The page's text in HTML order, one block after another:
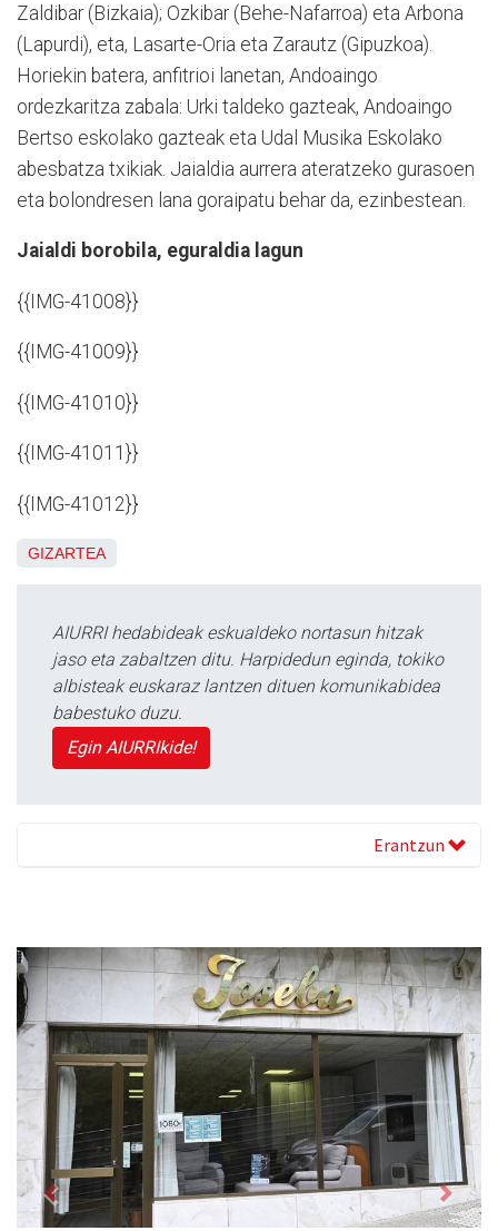
Zaldibar (Bizkaia); Ozkibar (Behe-Nafarroa) eta Arbona
(Lapurdi), eta, Lasarte-Oria eta Zarautz (Gipuzkoa).
Horiekin batera, anfitrioi lanetan, Andoaingo
ordezkaritza zabala: Urki taldeko gazteak, Andoaingo
Bertso eskolako gazteak eta Udal Musika Eskolako
abesbatza txikiak. Jaialdia aurrera ateratzeko gurasoen
eta bolondresen lana goraipatu behar da, ezinbestean.
Jaialdi borobila, eguraldia lagun
{{IMG-41008}}
{{IMG-41009}}
{{IMG-41010}}
{{IMG-41011}}
{{IMG-41012}}
GIZARTEA
AIURRI hedabideak eskualdeko nortasun hitzak
jaso eta zabaltzen ditu. Harpidedun eginda, tokiko
albisteak euskaraz lantzen dituen komunikabidea
babestuko duzu.
Egin AIURRIkide!
Erantzun
Previous Next